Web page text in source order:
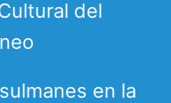
del
en la